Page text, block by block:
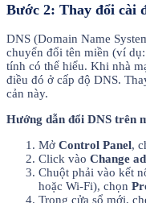
Bước 2: Thay đổi cài
DNS (Domain Name
chuyển đổi tên miền (ví
tính có thể hiểu. Khi nhà
điều đó ở cấp độ DNS.
cản này.
Hướng dẫn đổi DNS trên
Mở Control Panel,
Click vào Change
Chuột phải vào kết
hoặc Wi-Fi), chọn
Trong cửa sổ mới,